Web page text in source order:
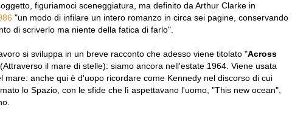
figuriamoci sceneggiatura, ma definito da Arthur Clarke in
"un modo di infilare un intero romanzo in circa sei pagine, conservando
di scriverlo ma niente della fatica di farlo".
si sviluppa in un breve racconto che adesso viene titolato "Across
il mare di stelle): siamo ancora nell'estate 1964. Viene usata
mare: anche qui è d'uopo ricordare come Kennedy nel discorso di cui
lo Spazio, con le sfide che lì aspettavano l'uomo, "This new ocean",